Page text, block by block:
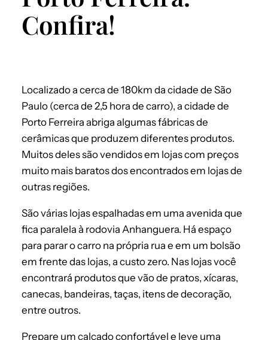
Confira!
Localizado a cerca de 180km da cidade de São
Paulo (cerca de 2,5 hora de carro), a cidade de
Porto Ferreira abriga algumas fábricas de
cerâmicas que produzem diferentes produtos.
Muitos deles são vendidos em lojas com preços
muito mais baratos dos encontrados em lojas de
outras regiões.
São várias lojas espalhadas em uma avenida que
fica paralela à rodovia Anhanguera. Há espaço
para parar o carro na própria rua e em um bolsão
em frente das lojas, a custo zero. Nas lojas você
encontrará produtos que vão de pratos, xícaras,
canecas, bandeiras, taças, itens de decoração,
entre outros.
Prepare um calçado confortável e leve uma